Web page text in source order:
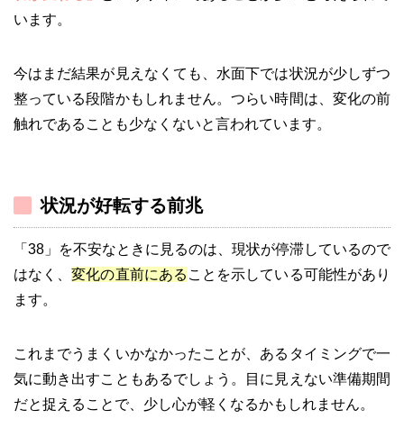
います。
今はまだ結果が見えなくても、水面下では状況が少しずつ
整っている段階かもしれません。つらい時間は、変化の前
触れであることも少なくないと言われています。
状況が好転する前兆
「38」を不安なときに見るのは、現状が停滞しているので
はなく、変化の直前にある ことを示している可能性があり
ます。
これまでうまくいかなかったことが、あるタイミングで一
気に動き出すこともあるでしょう。目に見えない準備期間
だと捉えることで、少し心が軽くなるかもしれません。